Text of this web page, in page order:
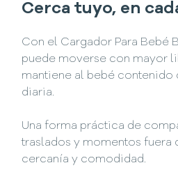
Cerca tuyo, en
Con el Cargador Para Bebé
puede moverse con mayor
mantiene al bebé contenido
diaria.
Una forma práctica de
traslados y momentos fuera
cercanía y comodidad.